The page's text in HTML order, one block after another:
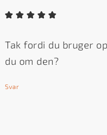
Tak fordi du bruger
du om den?
Svar